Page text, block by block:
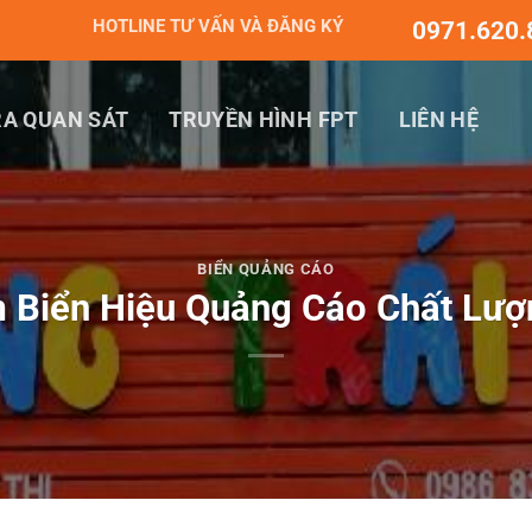
HOTLINE TƯ VẤN VÀ ĐĂNG KÝ
QUAN SÁT TRUYỀN HÌNH FPT LIÊN HỆ
BIỂN QUẢNG CÁO
Biển Hiệu Quảng Cáo Chất